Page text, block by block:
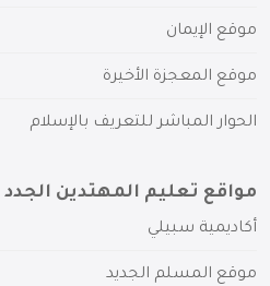
موقع الإيمان
موقع المعجزة الأخيرة
الحوار المباشر للتعريف بالإسلام
مواقع تعليم المهتدين الجدد
أكاديمية سبيلي
موقع المسلم الجديد